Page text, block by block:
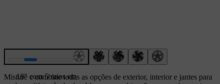
18″ com 5 raios em
Misture e combine todas as opções de exterior, interior e jantes para